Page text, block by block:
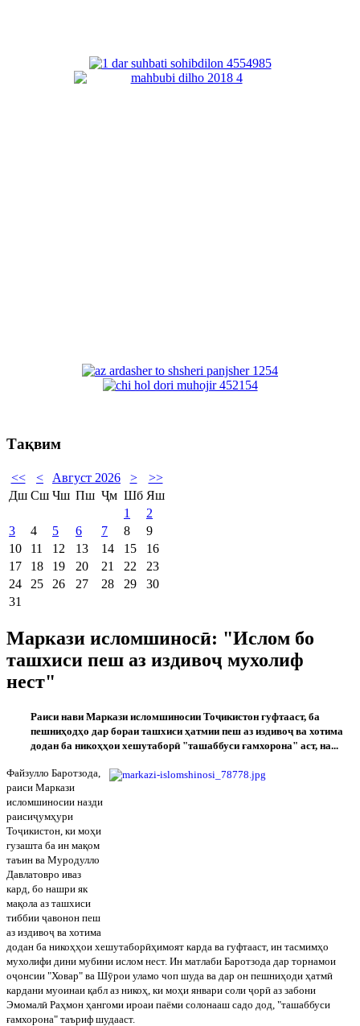
Тақвим
<< < Август 2026 >
>>
Дш Сш Чш Пш Ҷм Шб Яш
1
2
3
4 5 6 7 8
9
10
11 12 13 14 15
16
17
18 19 20 21 22
23
24
25 26 27 28 29
30
31
Маркази исломшиносӣ: "Ислом бо
ташхиси пеш аз издивоҷ мухолиф
нест"
Раиси нави Маркази исломшиносии Тоҷикистон гуфтааст, ба
пешниҳодҳо дар бораи ташхиси ҳатмии пеш аз издивоҷ ва хотима
додан ба никоҳҳои хешутаборӣ "ташаббуси ғамхорона" аст, на...
Файзулло Баротзода,
раиси Маркази
исломшиносии назди
раисиҷумҳури
Тоҷикистон, ки моҳи
гузашта ба ин мақом
таъин ва Муродулло
Давлатовро иваз
кард, бо нашри як
мақола аз ташхиси
тиббии ҷавонон пеш
аз издивоҷ ва хотима
додан ба никоҳҳои хешутаборӣҳимоят карда ва гуфтааст, ин тасмимҳо
мухолифи дини мубини ислом нест. Ин матлаби Баротзода дар торнамои
оҷонсии "Ховар" ва Шӯрои уламо чоп шуда ва дар он пешниҳоди ҳатмӣ
кардани муоинаи қабл аз никоҳ , ки моҳи январи соли ҷорӣ аз забони
Эмомалӣ Раҳмон ҳангоми ироаи паёми солонааш садо дод, "ташаббуси
ғамхорона" таъриф шудааст.